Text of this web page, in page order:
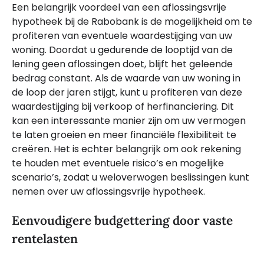
Een belangrijk voordeel van een aflossingsvrije
hypotheek bij de Rabobank is de mogelijkheid om te
profiteren van eventuele waardestijging van uw
woning. Doordat u gedurende de looptijd van de
lening geen aflossingen doet, blijft het geleende
bedrag constant. Als de waarde van uw woning in
de loop der jaren stijgt, kunt u profiteren van deze
waardestijging bij verkoop of herfinanciering. Dit
kan een interessante manier zijn om uw vermogen
te laten groeien en meer financiële flexibiliteit te
creëren. Het is echter belangrijk om ook rekening
te houden met eventuele risico’s en mogelijke
scenario’s, zodat u weloverwogen beslissingen kunt
nemen over uw aflossingsvrije hypotheek.
Eenvoudigere budgettering door vaste
rentelasten